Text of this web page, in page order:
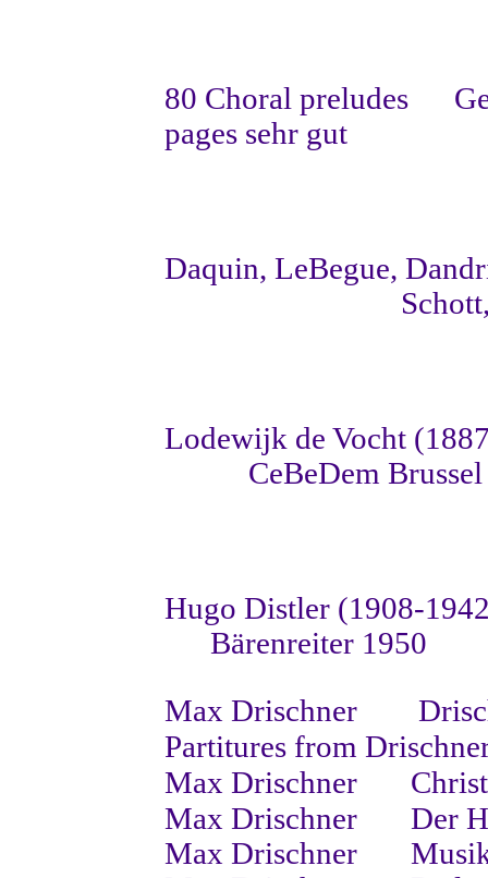
80 Choral preludes
pages sehr gut
Daquin, LeBegue,
Lodewijk de Vocht
CeBeDem
Hugo Distler (1908-
Bärenreiter 1950
Max Drischner
Partitures from
Max Drischner Ch
Max Drischner Der
Max Drischner